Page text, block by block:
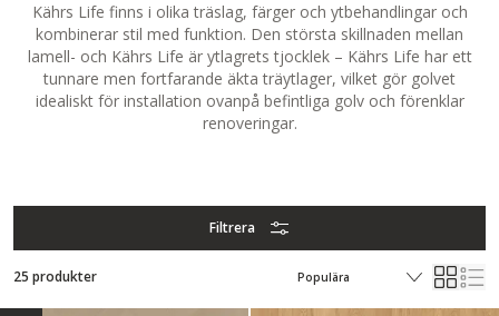
Kährs Life finns i olika träslag, färger och ytbehandlingar och
kombinerar stil med funktion. Den största skillnaden mellan
lamell- och Kährs Life är ytlagrets tjocklek – Kährs Life har ett
tunnare men fortfarande äkta träytlager, vilket gör golvet
idealiskt för installation ovanpå befintliga golv och förenklar
renoveringar.
Filtrera
25 produkter